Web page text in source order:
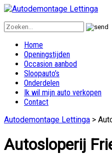
Home
Openingstijden
Occasion aanbod
Sloopauto’s
Onderdelen
Ik wil mijn auto verkopen
Contact
Autodemontage Lettinga >
Autosloperij